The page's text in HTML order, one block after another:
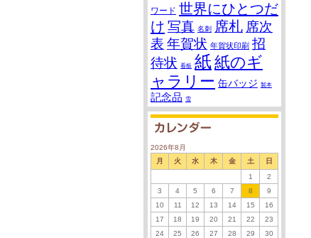
ワード 世界にひとつだ
け 写真 名刺 席札 席次
表 年賀状 年賀状印刷 招
待状 看板 紙 紙のギ
ャラリー 缶バッジ 製本
記念品 雪
2026年8月
月
火 水 木 金 土 日
1
2
3
4 5 6 7 8
9
10
11 12 13 14 15
16
17
18 19 20 21 22
23
24
25 26 27 28 29
30